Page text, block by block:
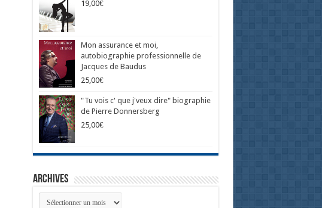
19,00€
Mon assurance et moi,
autobiographie professionnelle de
Jacques de Baudus
25,00€
"Tu vois c' que j'veux dire" biographie
de Pierre Donnersberg
25,00€
Archives
Archives